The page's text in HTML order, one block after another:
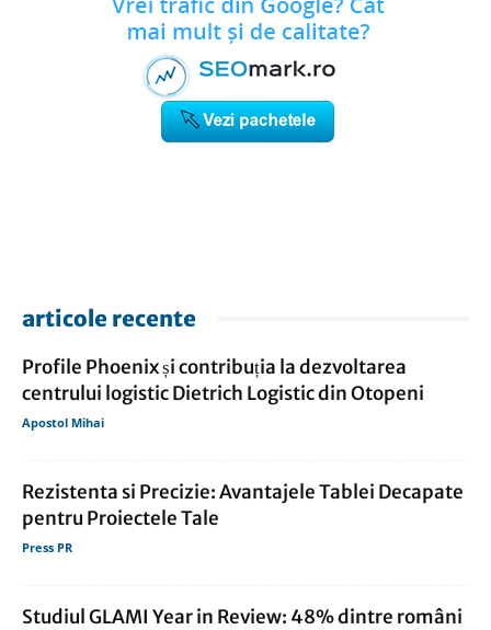
articole recente
Profile Phoenix și contribuția la dezvoltarea
centrului logistic Dietrich Logistic din Otopeni
Apostol Mihai
Rezistenta si Precizie: Avantajele Tablei Decapate
pentru Proiectele Tale
Press PR
Studiul GLAMI Year in Review: 48% dintre români